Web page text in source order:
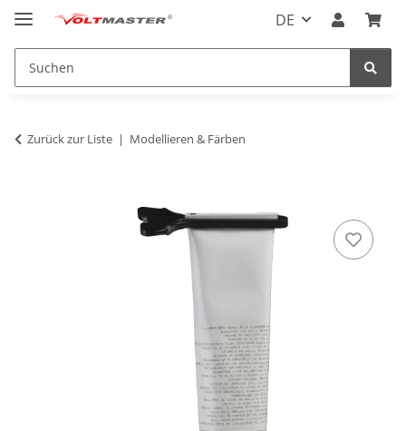
DE
Zurück zur Liste Modellieren & Färben